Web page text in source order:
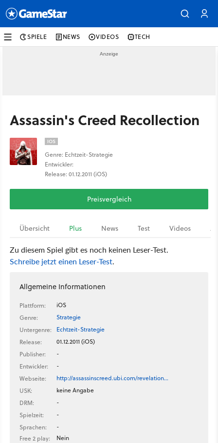
SPIELE NEWS VIDEOS TECH
Assassin's Creed Recollection
IOS
Genre: Echtzeit-Strategie
Entwickler:
Release: 01.12.2011 (iOS)
Preisvergleich
Übersicht Plus News Test Videos
Zu diesem Spiel gibt es noch keinen Leser-Test.
Schreibe jetzt einen Leser-Test.
Allgemeine Informationen
Plattform:
iOS
Genre:
Strategie
Untergenre:
Echtzeit-Strategie
Release:
01.12.2011 (iOS)
Publisher:
-
Entwickler:
-
Webseite:
http://assassinscreed.ubi.com/revelation…
USK:
keine Angabe
DRM:
-
Spielzeit:
-
Sprachen:
-
Free 2 play:
Nein